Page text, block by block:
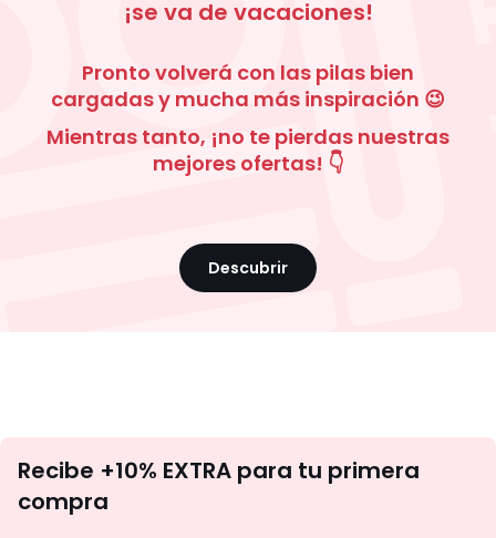
¡se va de vacaciones!
Pronto volverá con las pilas bien
cargadas y mucha más inspiración 😉
Mientras tanto, ¡no te pierdas nuestras
mejores ofertas! 👇
Descubrir
te
Recibe +10% EXTRA para tu primera
compra